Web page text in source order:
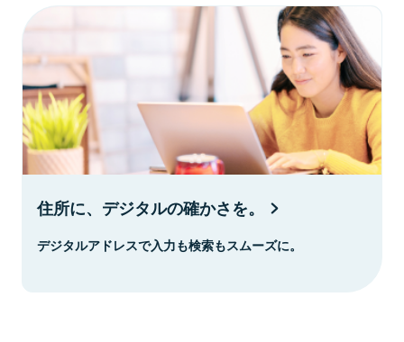
住所に、デジタルの確かさを。
デジタルアドレスで入力も検索もスムーズに。